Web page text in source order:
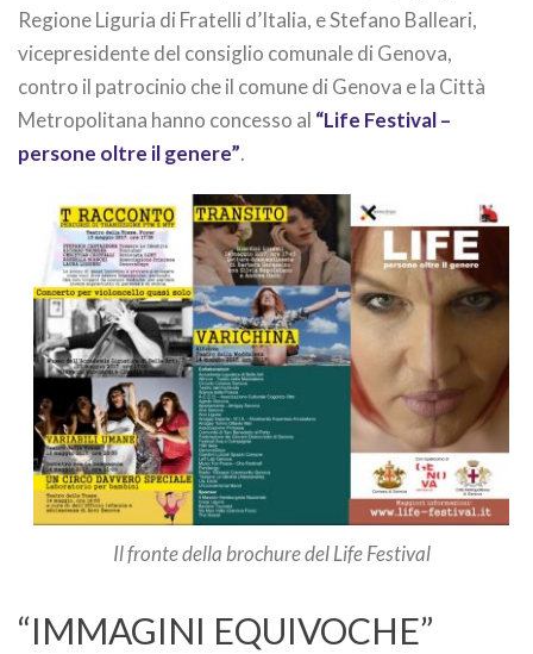
Regione Liguria di Fratelli d’Italia, e Stefano Balleari,
vicepresidente del consiglio comunale di Genova,
contro il patrocinio che il comune di Genova e la Città
Metropolitana hanno concesso al “Life Festival –
persone oltre il genere”.
Il fronte della brochure del Life Festival
“IMMAGINI EQUIVOCHE”